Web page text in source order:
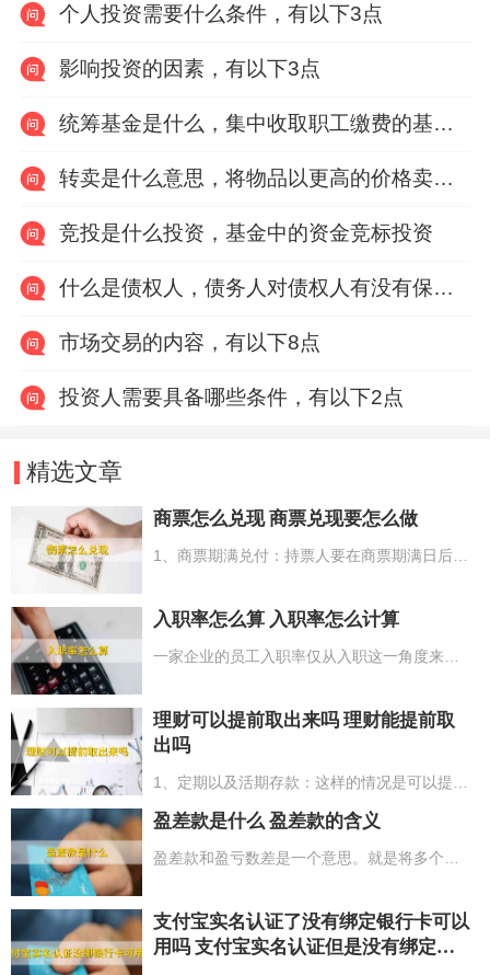
个人投资需要什么条件，有以下3点
影响投资的因素，有以下3点
统筹基金是什么，集中收取职工缴费的基金账户
转卖是什么意思，将物品以更高的价格卖给其他人
竞投是什么投资，基金中的资金竞标投资
什么是债权人，债务人对债权人有没有保险利益
市场交易的内容，有以下8点
投资人需要具备哪些条件，有以下2点
精选文章
商票怎么兑现 商票兑现要怎么做
入职率怎么算 入职率怎么计算
理财可以提前取出来吗 理财能提前取
出吗
盈差款是什么 盈差款的含义
支付宝实名认证了没有绑定银行卡可以
用吗 支付宝实名认证但是没有绑定卡